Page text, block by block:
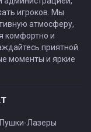
игроков. Мы
атмосферу,
комфортно и
приятной
моменты и яркие
Лазеры